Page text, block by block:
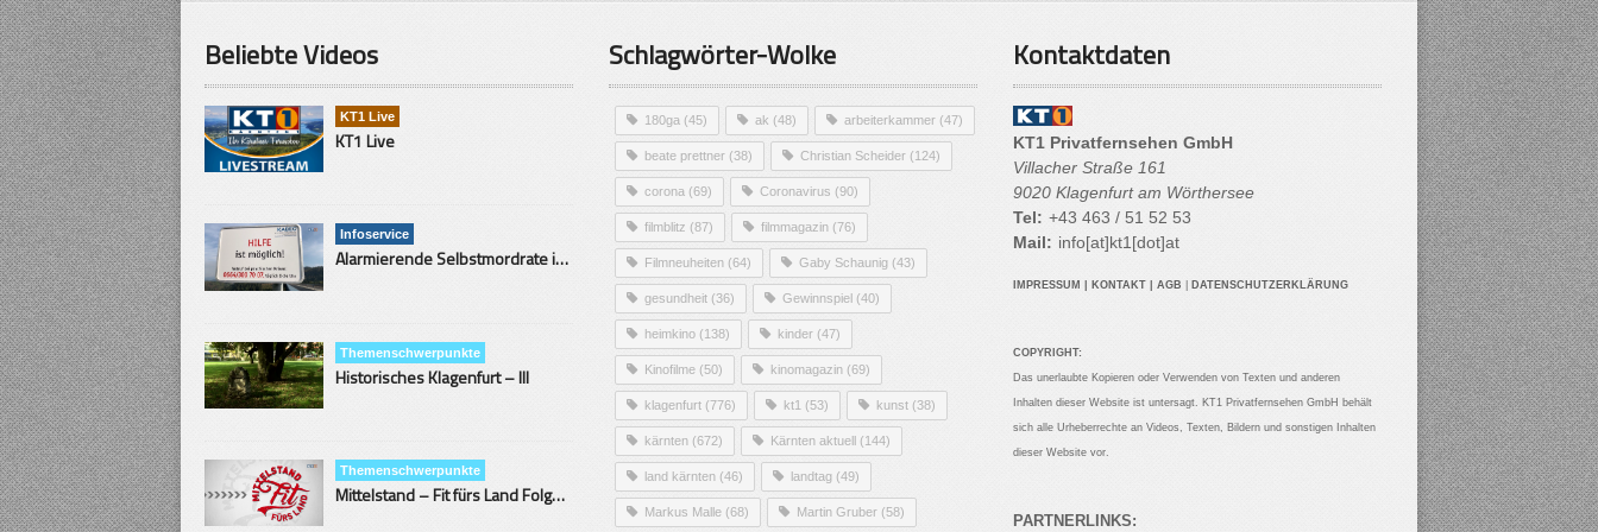
Beliebte Videos
KT1 Live
KT1 Live
Infoservice
Alarmierende Selbstmordrate in Kärnten
Themenschwerpunkte
Historisches Klagenfurt – III
Themenschwerpunkte
Mittelstand – Fit fürs Land Folge 9- Konditor
Schlagwörter-Wolke
180ga (45) ak (48) arbeiterkammer (47)
beate prettner (38) Christian Scheider (124)
corona (69) Coronavirus (90)
filmblitz (87) filmmagazin (76)
Filmneuheiten (64) Gaby Schaunig (43)
gesundheit (36) Gewinnspiel (40)
heimkino (138) kinder (47)
Kinofilme (50) kinomagazin (69)
klagenfurt (776) kt1 (53) kunst (38)
kärnten (672) Kärnten aktuell (144)
land kärnten (46) landtag (49)
Markus Malle (68) Martin Gruber (58)
Kontaktdaten
KT1 Privatfernsehen GmbH
Villacher Straße 161
9020 Klagenfurt am Wörthersee
Tel: +43 463 / 51 52 53
Mail: info[at]kt1[dot]at
IMPRESSUM KONTAKT AGB DATENSCHUTZERKLÄRUNG
COPYRIGHT:
Das unerlaubte Kopieren oder Verwenden von Texten und anderen
Inhalten dieser Website ist untersagt. KT1 Privatfernsehen GmbH behält
sich alle Urheberrechte an Videos, Texten, Bildern und sonstigen Inhalten
dieser Website vor.
PARTNERLINKS: